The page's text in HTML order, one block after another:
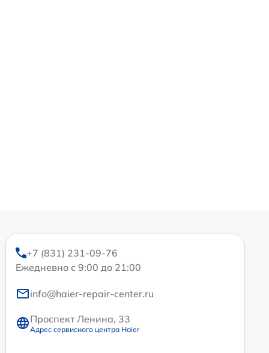
+7 (831) 231-09-76
Ежедневно с 9:00 до 21:00
info@haier-repair-center.ru
Проспект Ленина, 33
Адрес сервисного центра Haier